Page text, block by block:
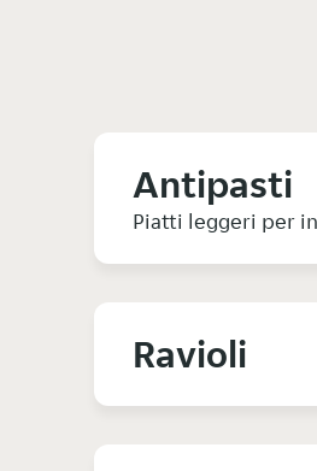
Antipasti
Piatti leggeri per
Ravioli